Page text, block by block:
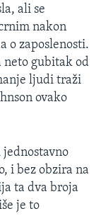
ali se
nakon
o zaposlenosti.
gubitak od
ljudi traži
ovako
i bez obzira na
ta dva broja
je to